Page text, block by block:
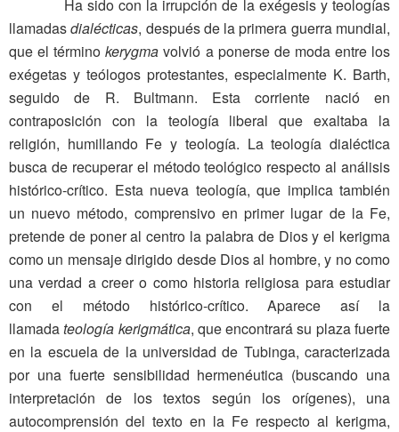
Ha sido con la irrupción de la exégesis y teologías
llamadasdialécticas, después de la primera guerra mundial,
que el términokerygmavolvió a ponerse de moda entre los
exégetas y teólogos protestantes, especialmente K. Barth,
seguido de R. Bultmann. Esta corriente nació en
contraposición con la teología liberal que exaltaba la
religión, humillando Fe y teología. La teología dialéctica
busca de recuperar el método teológico respecto al análisis
histórico-crítico. Esta nueva teología, que implica también
un nuevo método, comprensivo en primer lugar de la Fe,
pretende de poner al centro la palabra de Dios y el kerigma
como un mensaje dirigido desde Dios al hombre, y no como
una verdad a creer o como historia religiosa para estudiar
con el método histórico-crítico. Aparece así la
llamadateología kerigmática, que encontrará su plaza fuerte
en la escuela de la universidad de Tubinga, caracterizada
por una fuerte sensibilidad hermenéutica (buscando una
interpretación de los textos según los orígenes), una
autocomprensión del texto en la Fe respecto al kerigma,